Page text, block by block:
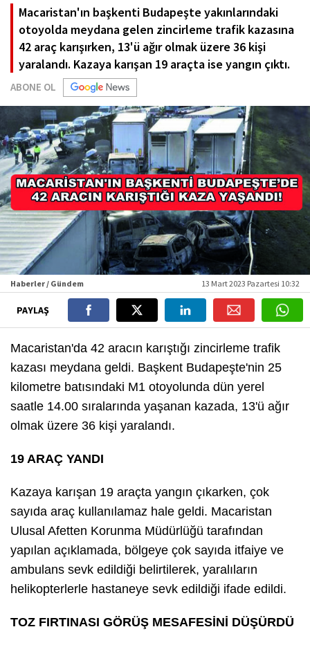
Macaristan'ın başkenti Budapeşte yakınlarındaki
otoyolda meydana gelen zincirleme trafik kazasına
42 araç karışırken, 13'ü ağır olmak üzere 36 kişi
yaralandı. Kazaya karışan 19 araçta ise yangın çıktı.
ABONE OL
Haberler / Gündem 13 Mart 2023 Pazartesi 10:32
PAYLAŞ
Macaristan'da 42 aracın karıştığı zincirleme trafik
kazası meydana geldi. Başkent Budapeşte'nin 25
kilometre batısındaki M1 otoyolunda dün yerel
saatle 14.00 sıralarında yaşanan kazada, 13'ü ağır
olmak üzere 36 kişi yaralandı.
19 ARAÇ YANDI
Kazaya karışan 19 araçta yangın çıkarken, çok
sayıda araç kullanılamaz hale geldi. Macaristan
Ulusal Afetten Korunma Müdürlüğü tarafından
yapılan açıklamada, bölgeye çok sayıda itfaiye ve
ambulans sevk edildiği belirtilerek, yaralıların
helikopterlerle hastaneye sevk edildiği ifade edildi.
TOZ FIRTINASI GÖRÜŞ MESAFESİNİ DÜŞÜRDÜ